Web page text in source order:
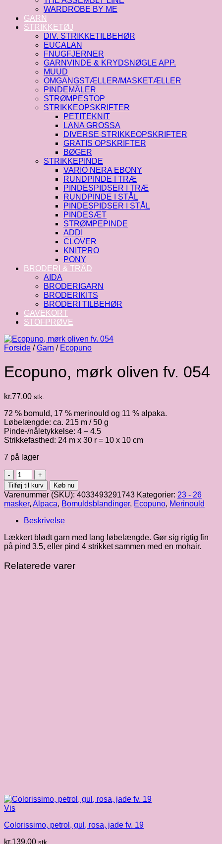
WARDROBE BY ME
GARN
STRIKKETØJ
DIV. STRIKKETILBEHØR
EUCALAN
FNUGFJERNER
GARNVINDE & KRYDSNØGLE APP.
MUUD
OMGANGSTÆLLER/MASKETÆLLER
PINDEMÅLER
STRØMPESTOP
STRIKKEOPSKRIFTER
PETITEKNIT
LANA GROSSA
DIVERSE STRIKKEOPSKRIFTER
GRATIS OPSKRIFTER
BØGER
STRIKKEPINDE
VARIO NERA EBONY
RUNDPINDE I TRÆ
PINDESPIDSER I TRÆ
RUNDPINDE I STÅL
PINDESPIDSER I STÅL
PINDESÆT
STRØMPEPINDE
ADDI
CLOVER
KNITPRO
PONY
BRODERI & TRÅD
AIDA
BRODERIGARN
BRODERIKITS
BRODERI TILBEHØR
GAVEKORT
STOFPRØVE
Forside / Garn / Ecopuno
Ecopuno, mørk oliven fv. 054
kr.77.00 stk.
72 % bomuld, 17 % merinould og 11 % alpaka.
Løbelængde: ca. 215 m / 50 g
Pinde-/nåletykkelse: 4 – 4.5
Strikkefasthed: 24 m x 30 r = 10 x 10 cm
7 på lager
Ecopuno,
mørk
oliven
fv.
054
antal
Tilføj til kurv Køb nu
Varenummer (SKU): 4033493291743 Kategorier: 23 - 26
masker, Alpaca, Bomuldsblandinger, Ecopuno, Merinould
Beskrivelse
Lækkert blødt garn med lang løbelængde. Gør sig rigtig fin
på pind 3.5, eller pind 4 strikket sammen med en mohair.
Relaterede varer
Vis
Colorissimo, petrol, gul, rosa, jade fv. 19
kr.139.00 stk.